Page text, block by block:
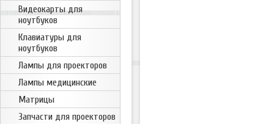
Видеокарты для
ноутбуков
Клавиатуры для
ноутбуков
Лампы для проекторов
Лампы медицинские
Матрицы
Запчасти для проекторов